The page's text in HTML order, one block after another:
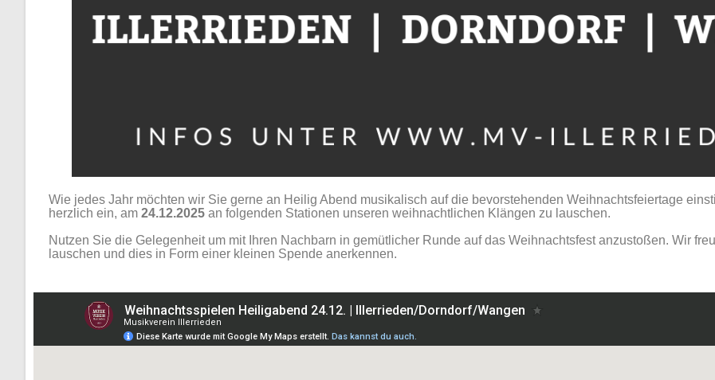
Wie jedes Jahr möchten wir Sie gerne an Heilig Abend musikalisch auf die bevorstehenden Weihnachtsfeiertage
herzlich ein, am 24.12.2025an folgenden Stationen unseren weihnachtlichen Klängen zu lauschen.
Nutzen Sie die Gelegenheit um mit Ihren Nachbarn in gemütlicher Runde auf das Weihnachtsfest anzustoßen. Wir
lauschen und dies in Form einer kleinen Spende anerkennen.